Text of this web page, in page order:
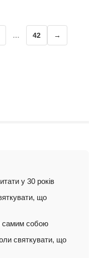
у 30 років
що
самим собою
святкувати, що
… 42 →